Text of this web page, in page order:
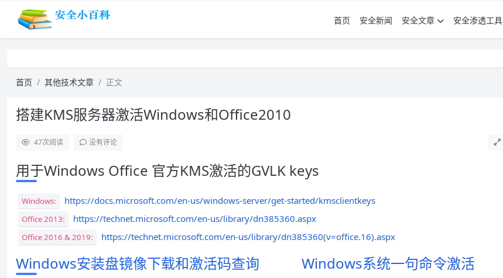
首页 安全新闻 安全文章 安全渗透工具
首页 其他技术文章 正文
搭建KMS服务器激活Windows和Office2010
47次阅读 没有评论
用于Windows Office 官方KMS激活的GVLK keys
Windows: https://docs.microsoft.com/en-us/windows-server/get-started/kmsclientkeys
Office 2013: https://technet.microsoft.com/en-us/library/dn385360.aspx
Office 2016 & 2019: https://technet.microsoft.com/en-us/library/dn385360(v=office.16).aspx
Windows安装盘镜像下载和激活码查询
Windows系统一句命令激活